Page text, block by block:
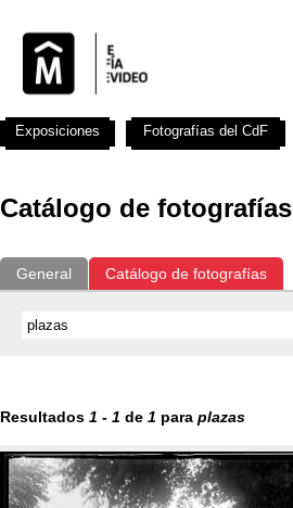
Catálogo de fotografías
General Catálogo de fotografías
Resultados 1 - 1 de 1 para plazas
Exposiciones Fotografías del CdF